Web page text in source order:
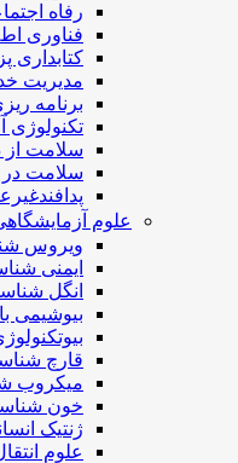
رفاه
فناوری
کتابداری
مديريت
برنامه
سلامت از
سلامت در
علوم
ویروس
ایمنی
انگل
بیوشیمی
قارچ
ميكروب
خون
ژنتیک
علوم